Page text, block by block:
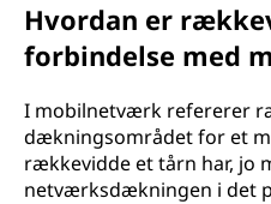
Hvordan er
forbindelse med
I mobilnetværk refererer
dækningsområdet for et
rækkevidde et tårn har, jo
netværksdækningen i det